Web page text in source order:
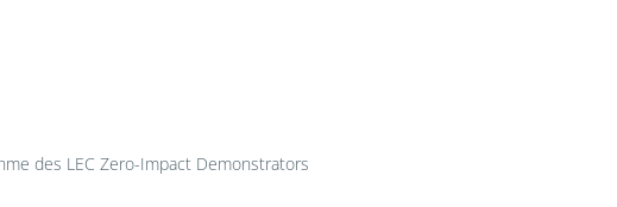
des LEC Zero-Impact Demonstrators